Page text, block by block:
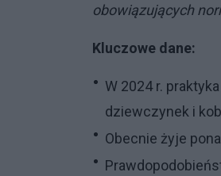
obowiązujących
Kluczowe dane:
W 2024 r.
dziewczynek i
Obecnie żyje